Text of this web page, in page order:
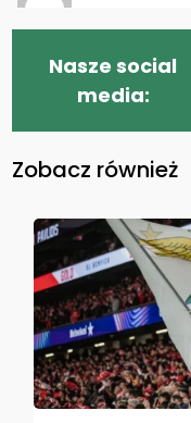
Nasze social
media:
Zobacz również